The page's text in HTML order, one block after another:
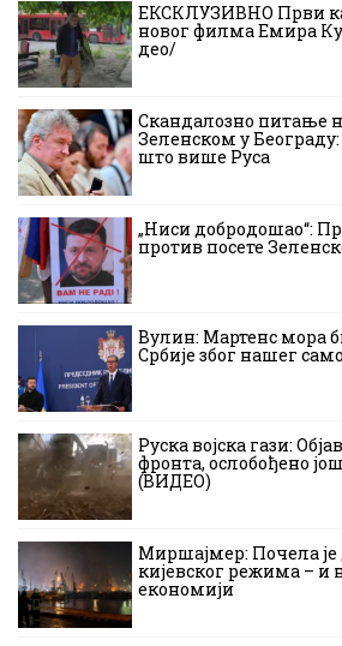
ЕКСКЛУЗИВНО Први
новог филма Емира
део/
Скандалозно питање
Зеленском у
што више Руса
„Ниси добродошао“:
против посете
Вулин: Мартенс мора
Србије због нашег
Руска војска гази:
фронта, ослобођено
(ВИДЕО)
Миршајмер: Почела је
кијевског режима – и
економији